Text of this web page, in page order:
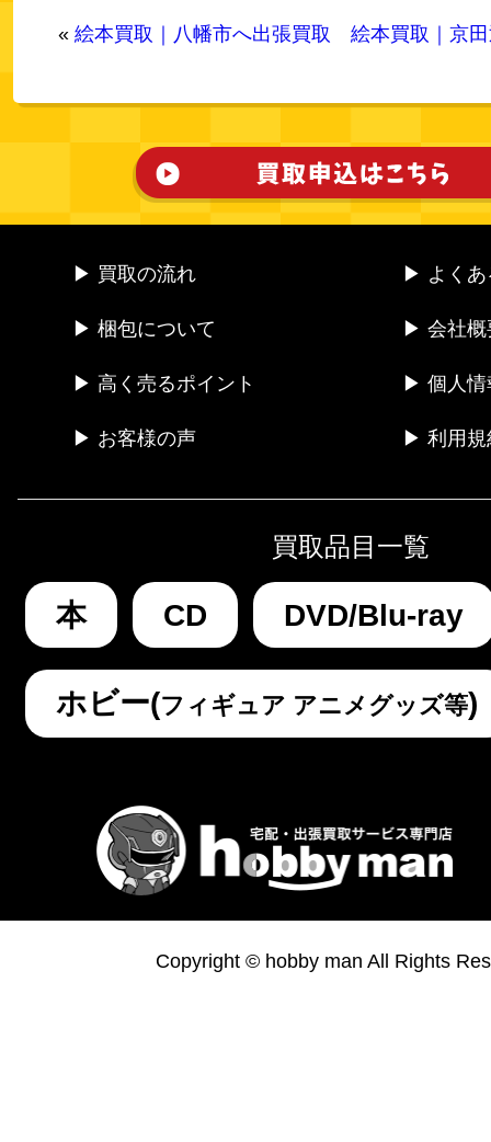
« 絵本買取｜八幡市へ出張買取 絵本買取｜京
▶ 買取の流れ
▶ 梱包について
▶ 高く売るポイント
▶ お客様の声
▶ よくあ
▶ 会社概
▶ 個人情
▶ 利用規
買取品目一覧
本 CD DVD/Blu-ray
ホビー(フィギュア アニメグッズ等)
Copyright © hobby man All Rights